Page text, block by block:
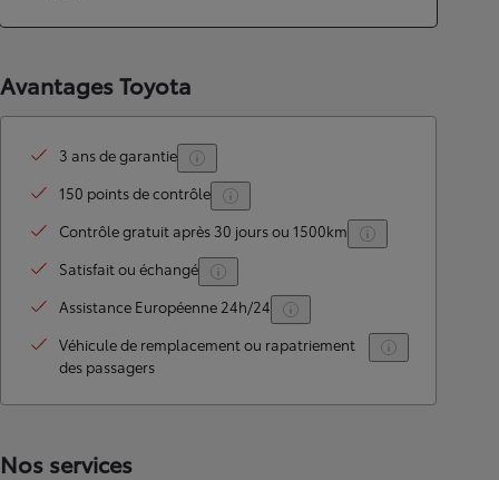
Avantages Toyota
3 ans de garantie
150 points de contrôle
Contrôle gratuit après 30 jours ou 1500km
Satisfait ou échangé
Assistance Européenne 24h/24
Véhicule de remplacement ou rapatriement
des passagers
Nos services